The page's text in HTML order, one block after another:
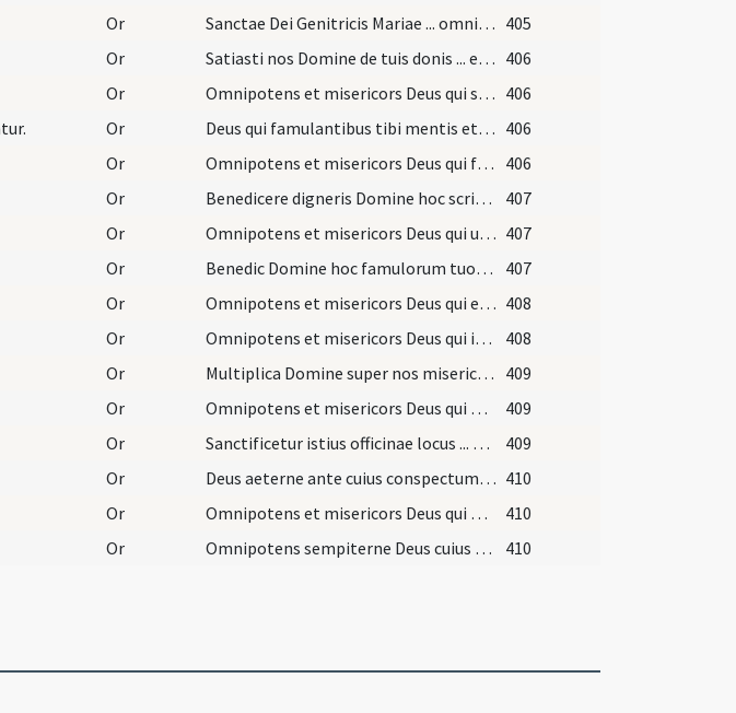
Or Sanctae Dei Genitricis Mariae ... omnium benedicat. 405
Or Satiasti nos Domine de tuis donis ... es benedictus. 406
Or Omnipotens et misericors Deus qui sacerdotum ministerio ... pacis ingressus. 406
Or Deus qui famulantibus tibi mentis et corporis subsidia ... exsistere merantur. 406
Or Omnipotens et misericors Deus qui famulos tuos in hac domo ... esse mereantur. 406
Or Benedicere digneris Domine hoc scriptorium ... opere perficiant.
407
Or Omnipotens et misericors Deus qui ubique praesens es ... largiter infundat. 407
Or Benedic Domine hoc famulorum tuorum dormitorium ... auxilio muniantur.
407
Or Omnipotens et misericors Deus qui es doctor cordium humanarum ... nominis praedicent. 408
Or Omnipotens et misericors Deus qui immensam pietatem ... referant actionem.
408
Or Multiplica Domine super nos misericordiam tuam ... misericordia gratuletur. 409
Or Omnipotens et misericors Deus qui benedixisti horrea ... benedictionis tuae abundantia.
409
Or Sanctificetur istius officinae locus ... maiestatem tuam.
409
Or Deus aeterne ante cuius conspectum assistunt ... animal benedictione. 410
Or Omnipotens et misericors Deus qui necessitatem humani generis ... merito non pereant.
410
Or Omnipotens sempiterne Deus cuius sapientia hominem ... fervore ignis Spiritus Sancti. 410